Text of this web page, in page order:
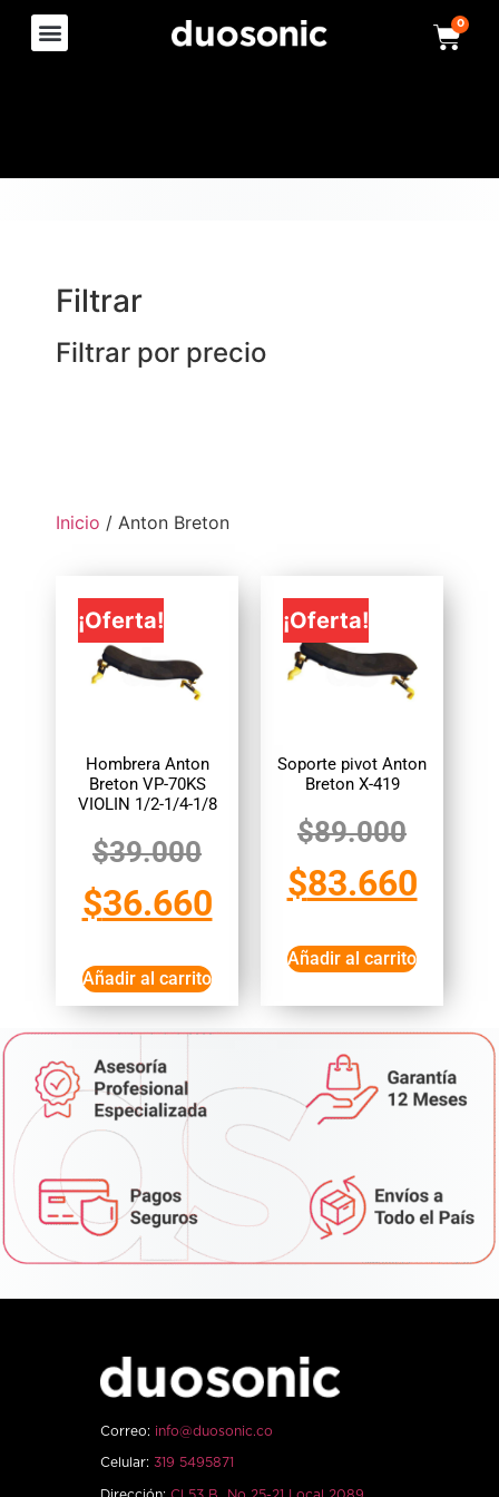
0
Filtrar
Filtrar por precio
Inicio / Anton Breton
¡Oferta!
Hombrera Anton
Breton VP-70KS
VIOLIN 1/2-1/4-1/8
$39.000
$36.660
Añadir al carrito
¡Oferta!
Soporte pivot Anton
Breton X-419
$89.000
$83.660
Añadir al carrito
Correo: info@duosonic.co
Celular: 319 5495871